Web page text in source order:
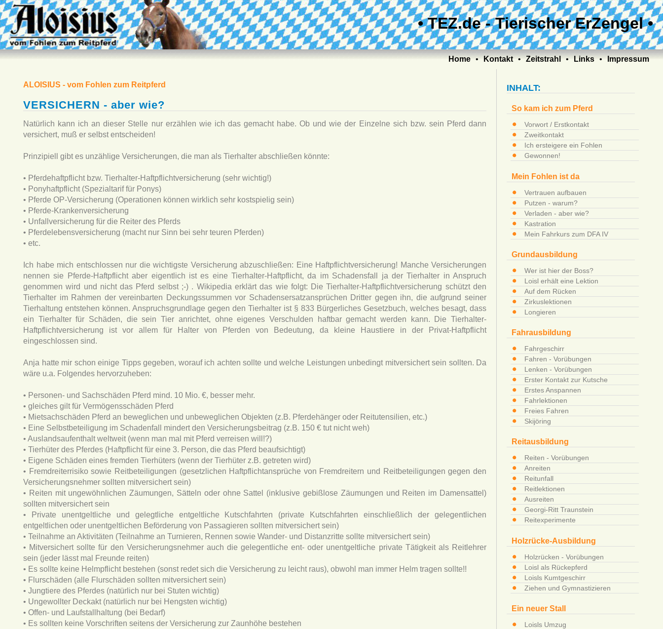
• TEZ.de - Tierischer ErZengel •
Home • Kontakt • Zeitstrahl • Links • Impressum
ALOISIUS - vom Fohlen zum Reitpferd
VERSICHERN - aber wie?
Natürlich kann ich an dieser Stelle nur erzählen wie ich das gemacht habe. Ob und wie der Einzelne sich bzw. sein Pferd dann
versichert, muß er selbst entscheiden!
Prinzipiell gibt es unzählige Versicherungen, die man als Tierhalter abschließen könnte:
• Pferdehaftpflicht bzw. Tierhalter-Haftpflichtversicherung (sehr wichtig!)
• Ponyhaftpflicht (Spezialtarif für Ponys)
• Pferde OP-Versicherung (Operationen können wirklich sehr kostspielig sein)
• Pferde-Krankenversicherung
• Unfallversicherung für die Reiter des Pferds
• Pferdelebensversicherung (macht nur Sinn bei sehr teuren Pferden)
• etc.
Ich habe mich entschlossen nur die wichtigste Versicherung abzuschließen: Eine Haftpflichtversicherung! Manche Versicherungen
nennen sie Pferde-Haftpflicht aber eigentlich ist es eine Tierhalter-Haftpflicht, da im Schadensfall ja der Tierhalter in Anspruch
genommen wird und nicht das Pferd selbst ;-) . Wikipedia erklärt das wie folgt: Die Tierhalter-Haftpflichtversicherung schützt den
Tierhalter im Rahmen der vereinbarten Deckungssummen vor Schadensersatzansprüchen Dritter gegen ihn, die aufgrund seiner
Tierhaltung entstehen können. Anspruchsgrundlage gegen den Tierhalter ist § 833 Bürgerliches Gesetzbuch, welches besagt, dass
ein Tierhalter für Schäden, die sein Tier anrichtet, ohne eigenes Verschulden haftbar gemacht werden kann. Die Tierhalter-
Haftpflichtversicherung ist vor allem für Halter von Pferden von Bedeutung, da kleine Haustiere in der Privat-Haftpflicht
eingeschlossen sind.
Anja hatte mir schon einige Tipps gegeben, worauf ich achten sollte und welche Leistungen unbedingt mitversichert sein sollten. Da
wäre u.a. Folgendes hervorzuheben:
• Personen- und Sachschäden Pferd mind. 10 Mio. €, besser mehr.
• gleiches gilt für Vermögensschäden Pferd
• Mietsachschäden Pferd an beweglichen und unbeweglichen Objekten (z.B. Pferdehänger oder Reitutensilien, etc.)
• Eine Selbstbeteiligung im Schadenfall mindert den Versicherungsbeitrag (z.B. 150 € tut nicht weh)
• Auslandsaufenthalt weltweit (wenn man mal mit Pferd verreisen will!?)
• Tierhüter des Pferdes (Haftpflicht für eine 3. Person, die das Pferd beaufsichtigt)
• Eigene Schäden eines fremden Tierhüters (wenn der Tierhüter z.B. getreten wird)
• Fremdreiterrisiko sowie Reitbeteiligungen (gesetzlichen Haftpflichtansprüche von Fremdreitern und Reitbeteiligungen gegen den
Versicherungsnehmer sollten mitversichert sein)
• Reiten mit ungewöhnlichen Zäumungen, Sätteln oder ohne Sattel (inklusive gebißlose Zäumungen und Reiten im Damensattel)
sollten mitversichert sein
• Private unentgeltliche und gelegtliche entgeltliche Kutschfahrten (private Kutschfahrten einschließlich der gelegentlichen
entgeltlichen oder unentgeltlichen Beförderung von Passagieren sollten mitversichert sein)
• Teilnahme an Aktivitäten (Teilnahme an Turnieren, Rennen sowie Wander- und Distanzritte sollte mitversichert sein)
• Mitversichert sollte für den Versicherungsnehmer auch die gelegentliche ent- oder unentgeltliche private Tätigkeit als Reitlehrer
sein (jeder lässt mal Freunde reiten)
• Es sollte keine Helmpflicht bestehen (sonst redet sich die Versicherung zu leicht raus), obwohl man immer Helm tragen sollte!!
• Flurschäden (alle Flurschäden sollten mitversichert sein)
• Jungtiere des Pferdes (natürlich nur bei Stuten wichtig)
• Ungewollter Deckakt (natürlich nur bei Hengsten wichtig)
• Offen- und Laufstallhaltung (bei Bedarf)
• Es sollten keine Vorschriften seitens der Versicherung zur Zaunhöhe bestehen
INHALT:
So kam ich zum Pferd
Vorwort / Erstkontakt
Zweitkontakt
Ich ersteigere ein Fohlen
Gewonnen!
Mein Fohlen ist da
Vertrauen aufbauen
Putzen - warum?
Verladen - aber wie?
Kastration
Mein Fahrkurs zum DFA IV
Grundausbildung
Wer ist hier der Boss?
Loisl erhält eine Lektion
Auf dem Rücken
Zirkuslektionen
Longieren
Fahrausbildung
Fahrgeschirr
Fahren - Vorübungen
Lenken - Vorübungen
Erster Kontakt zur Kutsche
Erstes Anspannen
Fahrlektionen
Freies Fahren
Skijöring
Reitausbildung
Reiten - Vorübungen
Anreiten
Reitunfall
Reitlektionen
Ausreiten
Georgi-Ritt Traunstein
Reitexperimente
Holzrücke-Ausbildung
Holzrücken - Vorübungen
Loisl als Rückepferd
Loisls Kumtgeschirr
Ziehen und Gymnastizieren
Ein neuer Stall
Loisls Umzug